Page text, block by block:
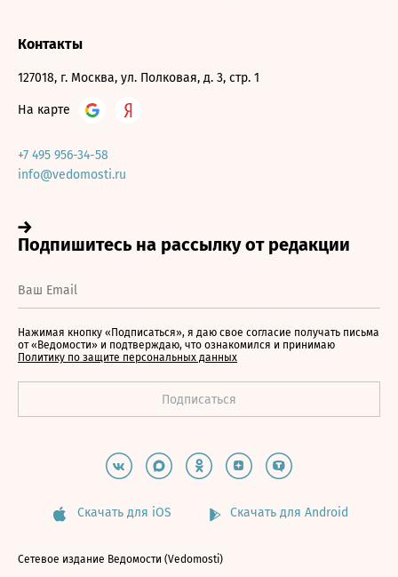
Контакты
127018, г. Москва, ул. Полковая, д. 3, стр. 1
На карте
+7 495 956-34-58
info@vedomosti.ru
Нажимая кнопку «Подписаться», я даю свое согласие получать письма
от «Ведомости» и подтверждаю, что ознакомился и принимаю
Политику по защите персональных данных
Скачать для iOS Скачать для Android
Сетевое издание Ведомости (Vedomosti)